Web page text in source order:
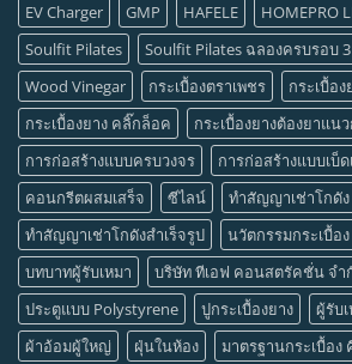
EV Charger
GMP HAFELE
HOMEPRO
Soulfit Pilates
Soulfit Pilates ฉลองครบรอบ
Wood Vinegar
กระเบื้องตราเพชร
กระเบื้อง
กระเบื้องยาง คลิ๊กล็อค
กระเบื้องยางต้องยาแน
การก่อสร้างแบบครบวงจร
การก่อสร้างแบบเบ็ด
คอนกรีตผสมเสร็จ
ซีไลน์
ทำสัญญาเช่าโกดัง
ทำสัญญาเช่าโกดังสำเร็จรูป
นวัตกรรมกระเบื้อง
บทบาทผู้รับเหมา
บริษัท ทีเอฟ คอนสตรัคชั่น จำ
ประตูแบบ Polystyrene
ปูกระเบื้องยาง
ผู้รับ
ผ้าอ้อมผู้ใหญ่
ฝุ่นในห้อง
มาตรฐานกระเบื้อง